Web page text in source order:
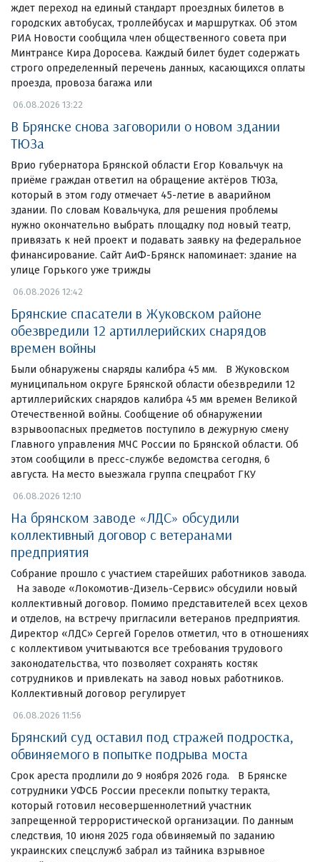
ждет переход на единый стандарт проездных билетов в
городских автобусах, троллейбусах и маршрутках. Об этом
РИА Новости сообщила член общественного совета при
Минтрансе Кира Доросева. Каждый билет будет содержать
строго определенный перечень данных, касающихся оплаты
проезда, провоза багажа или
06.08.2026 13:22
В Брянске снова заговорили о новом здании
ТЮЗа
Врио губернатора Брянской области Егор Ковальчук на
приёме граждан ответил на обращение актёров ТЮЗа,
который в этом году отмечает 45-летие в аварийном
здании. По словам Ковальчука, для решения проблемы
нужно окончательно выбрать площадку под новый театр,
привязать к ней проект и подавать заявку на федеральное
финансирование. Сайт АиФ-Брянск напоминает: здание на
улице Горького уже трижды
06.08.2026 12:42
Брянские спасатели в Жуковском районе
обезвредили 12 артиллерийских снарядов
времен войны
Были обнаружены снаряды калибра 45 мм. В Жуковском
муниципальном округе Брянской области обезвредили 12
артиллерийских снарядов калибра 45 мм времен Великой
Отечественной войны. Сообщение об обнаружении
взрывоопасных предметов поступило в дежурную смену
Главного управления МЧС России по Брянской области. Об
этом сообщили в пресс-службе ведомства сегодня, 6
августа. На место выезжала группа спецработ ГКУ
06.08.2026 12:10
На брянском заводе «ЛДС» обсудили
коллективный договор с ветеранами
предприятия
Собрание прошло с участием старейших работников завода.
На заводе «Локомотив-Дизель-Сервис» обсудили новый
коллективный договор. Помимо представителей всех цехов
и отделов, на встречу пригласили ветеранов предприятия.
Директор «ЛДС» Сергей Горелов отметил, что в отношениях
с коллективом учитываются все требования трудового
законодательства, что позволяет сохранять костяк
сотрудников и привлекать на завод новых работников.
Коллективный договор регулирует
06.08.2026 11:56
Брянский суд оставил под стражей подростка,
обвиняемого в попытке подрыва моста
Срок ареста продлили до 9 ноября 2026 года. В Брянске
сотрудники УФСБ России пресекли попытку теракта,
который готовил несовершеннолетний участник
запрещенной террористической организации. По данным
следствия, 10 июня 2025 года обвиняемый по заданию
украинских спецслужб забрал из тайника взрывное